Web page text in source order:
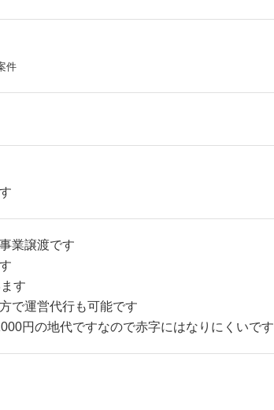
件
業譲渡です
す
で運営代行も可能です
円の地代ですなので赤字にはなりにくいです